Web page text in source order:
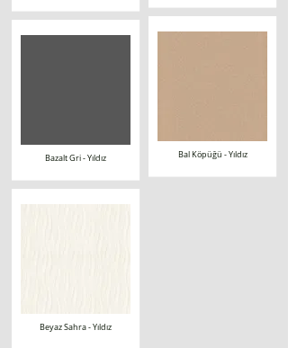
Bazalt Gri - Yıldız
Beyaz Sahra - Yıldız
Bal Köpüğü - Yıldız